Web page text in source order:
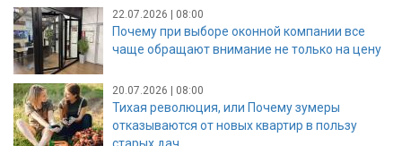
22.07.2026 | 08:00
Почему при выборе оконной компании все
чаще обращают внимание не только на цену
20.07.2026 | 08:00
Тихая революция, или Почему зумеры
отказываются от новых квартир в пользу
старых дач